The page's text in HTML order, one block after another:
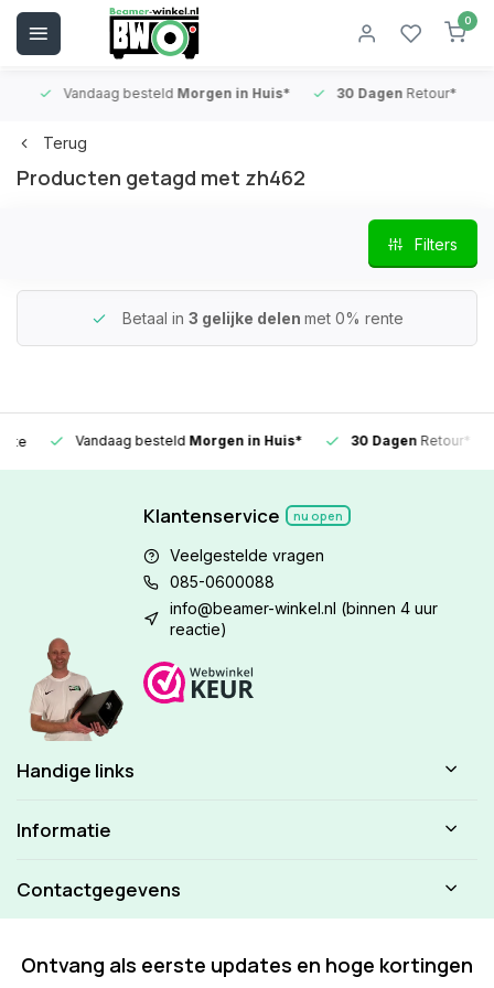
0
Vandaag besteldMorgen in Huis* 30 DagenRetour*
Terug
Producten getagd met zh462
Filters
Betaal in 3 gelijke delen met 0% rente
Vandaag besteldMorgen in Huis* 30 DagenRetour*
Klantenservice nu open
Veelgestelde vragen
085-0600088
info@beamer-winkel.nl (binnen 4 uur
reactie)
Handige links
Informatie
Contactgegevens
Ontvang als eerste updates en hoge kortingen